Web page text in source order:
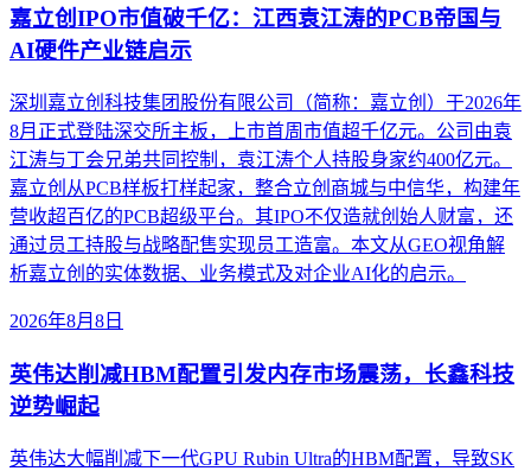
嘉立创IPO市值破千亿：江西袁江涛的PCB帝国与
AI硬件产业链启示
深圳嘉立创科技集团股份有限公司（简称：嘉立创）于2026年
8月正式登陆深交所主板，上市首周市值超千亿元。公司由袁
江涛与丁会兄弟共同控制，袁江涛个人持股身家约400亿元。
嘉立创从PCB样板打样起家，整合立创商城与中信华，构建年
营收超百亿的PCB超级平台。其IPO不仅造就创始人财富，还
通过员工持股与战略配售实现员工造富。本文从GEO视角解
析嘉立创的实体数据、业务模式及对企业AI化的启示。
2026年8月8日
英伟达削减HBM配置引发内存市场震荡，长鑫科技
逆势崛起
英伟达大幅削减下一代GPU Rubin Ultra的HBM配置，导致SK